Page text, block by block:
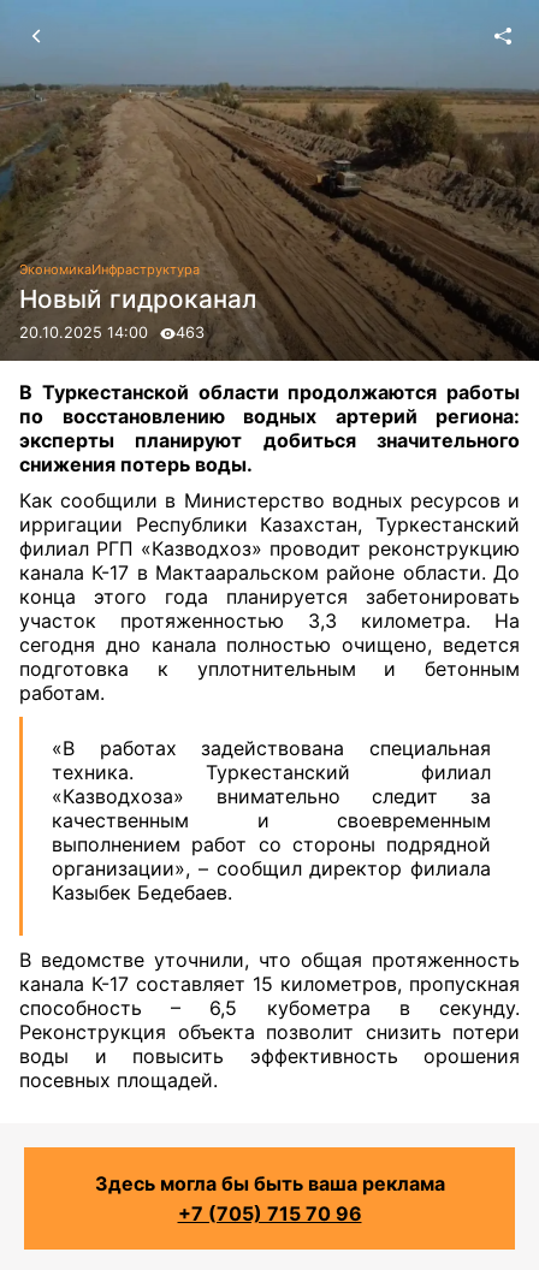
ЭкономикаИнфраструктура
Новый гидроканал
20.10.2025 14:00 463
В Туркестанской области продолжаются работы
по восстановлению водных артерий региона:
эксперты планируют добиться значительного
снижения потерь воды.
Каксообщили в Министерство водных ресурсов и
ирригации Республики Казахстан, Туркестанский
филиал РГП «Казводхоз» проводит реконструкцию
канала К-17 в Мактааральском районе области. До
конца этого года планируется забетонировать
участок протяженностью 3,3 километра. На
сегодня дно канала полностью очищено, ведется
подготовка к уплотнительным и бетонным
работам.
«В работах задействована специальная
техника. Туркестанский филиал
«Казводхоза» внимательно следит за
качественным и своевременным
выполнением работ со стороны подрядной
организации», – сообщил директор филиала
Казыбек Бедебаев.
В ведомстве уточнили, что общая протяженность
канала К-17 составляет 15 километров, пропускная
способность – 6,5 кубометра в секунду.
Реконструкция объекта позволит снизить потери
воды и повысить эффективность орошения
посевных площадей.
Здесь могла бы быть ваша реклама
+7 (705) 715 70 96